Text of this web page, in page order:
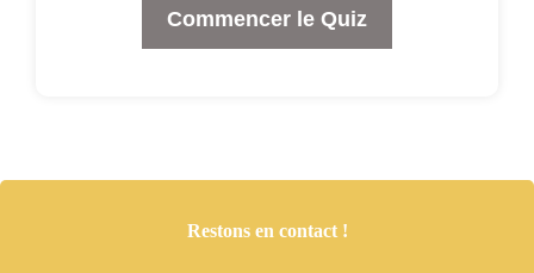
Commencer le Quiz
Restons en contact !